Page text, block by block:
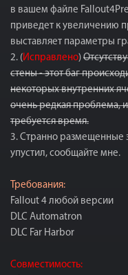
в вашем файле
приведет к увеличению
выставляет параметры
2. (Исправлено)
стены - этот баг
некоторых внутренних
очень редкая проблема,
требуется время.
3. Странно размещенные
упустил, сообщайте мне.
Требования:
Fallout 4 любой версии
DLC Automatron
DLC Far Harbor
Совместимость: